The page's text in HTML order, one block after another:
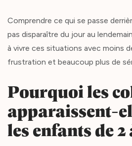
Comprendre ce qui se passe
pas disparaître du jour au
à vivre ces situations avec moins
frustration et beaucoup plus de
Pourquoi les
apparaissent-
les enfants de 2